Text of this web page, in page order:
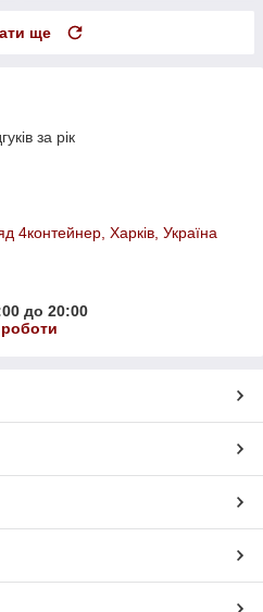
ще
за рік
4контейнер, Харків, Україна
до 20:00